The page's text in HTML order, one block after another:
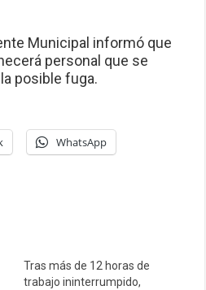
Municipal informó que
personal que se
posible fuga.
WhatsApp
Tras más de 12 horas de
trabajo ininterrumpido,